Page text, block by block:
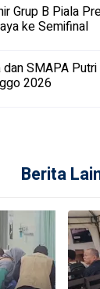
Grup B Piala
ke Semifinal
SMAPA
2026
Berita